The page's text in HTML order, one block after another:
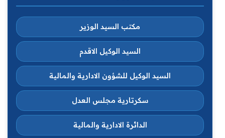
مكتب السيد الوزير
السيد الوكيل الاقدم
السيد الوكيل للشؤون الادارية والمالية
سكرتارية مجلس العدل
الدائرة الادارية والمالية